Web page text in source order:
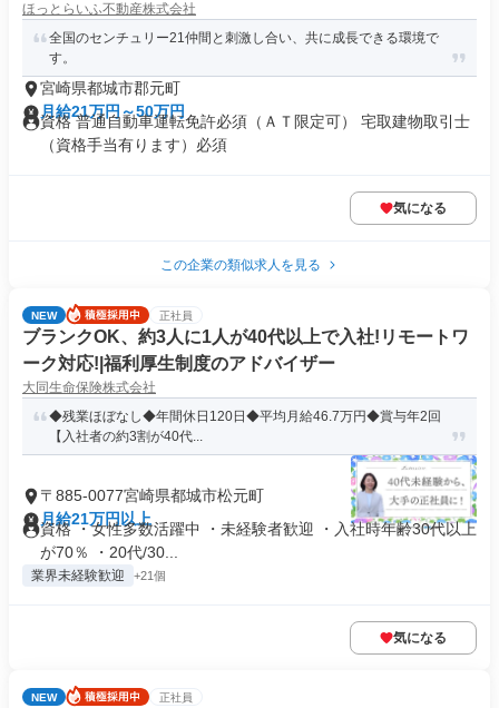
ほっとらいふ不動産株式会社
全国のセンチュリー21仲間と刺激し合い、共に成長できる環境で
す。
宮崎県都城市郡元町
月給21万円～50万円
資格 普通自動車運転免許必須（ＡＴ限定可） 宅取建物取引士
（資格手当有ります）必須
気になる
この企業の類似求人を見る
NEW 正社員
ブランクOK、約3人に1人が40代以上で入社!リモートワ
ーク対応!|福利厚生制度のアドバイザー
大同生命保険株式会社
◆残業ほぼなし◆年間休日120日◆平均月給46.7万円◆賞与年2回
【入社者の約3割が40代...
〒885-0077宮崎県都城市松元町
月給21万円以上
資格 ・女性多数活躍中 ・未経験者歓迎 ・入社時年齢30代以上
が70％ ・20代/30...
業界未経験歓迎 +21個
気になる
NEW 正社員